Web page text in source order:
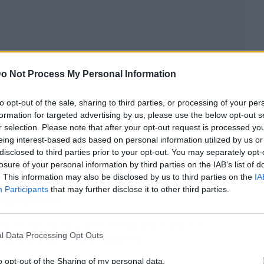
Not Process My Personal Information
opt-out of the sale, sharing to third parties, or processing of your
for targeted advertising by us, please use the below opt-out
selection. Please note that after your opt-out request is processed
interest-based ads based on personal information utilized by us
to third parties prior to your opt-out. You may separately
of your personal information by third parties on the IAB’s list of
This information may also be disclosed by us to third parties on the
Participants that may further disclose it to other third parties.
Data Processing Opt Outs
opt-out of the Sharing of my personal data.
de cada uno de estos alquileres.
plazo
es de un año, pero el inquilino tiene el
es una empresa.